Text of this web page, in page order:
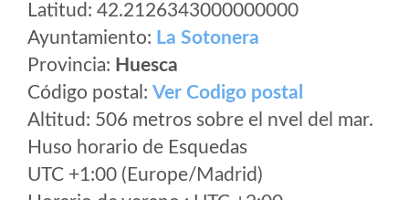
Latitud: 42.2126343000000000
Ayuntamiento: La Sotonera
Provincia: Huesca
Código postal: Ver Codigo postal
Altitud: 506 metros sobre el nvel del mar.
Huso horario de Esquedas
UTC +1:00 (Europe/Madrid)